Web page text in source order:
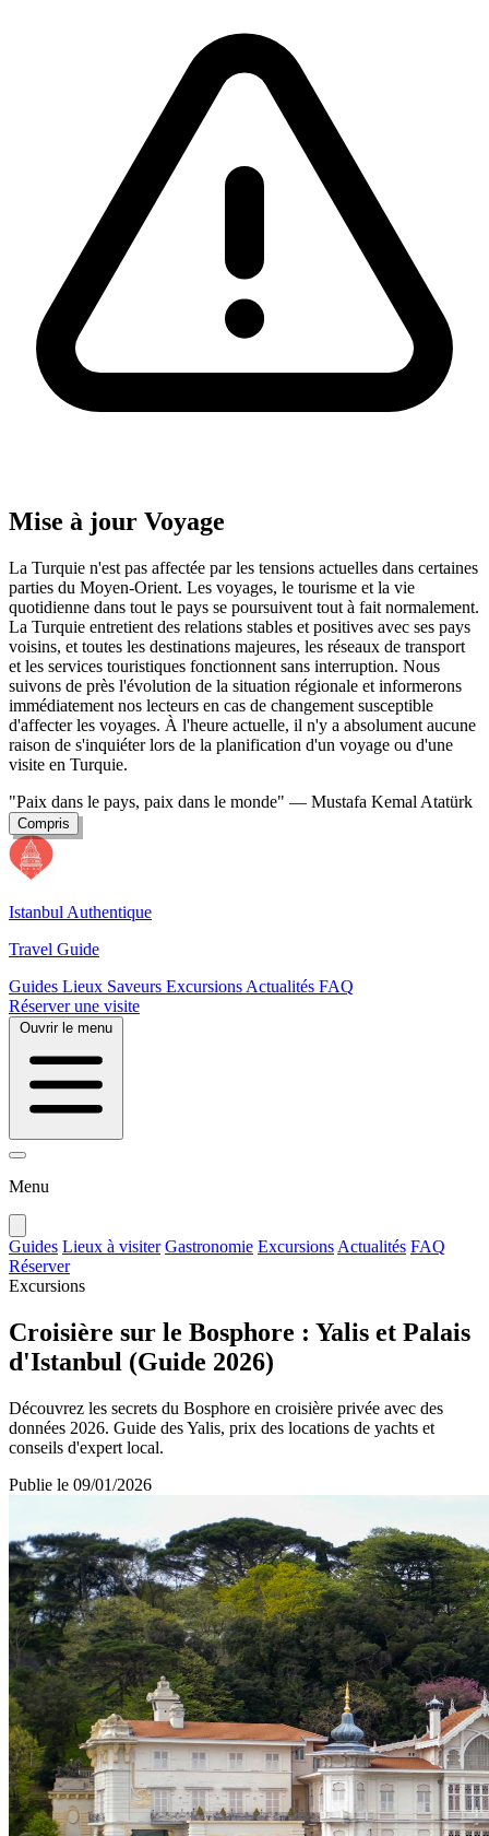
Mise à jour Voyage
La Turquie n'est pas affectée par les tensions actuelles dans certaines
parties du Moyen-Orient. Les voyages, le tourisme et la vie
quotidienne dans tout le pays se poursuivent tout à fait normalement.
La Turquie entretient des relations stables et positives avec ses pays
voisins, et toutes les destinations majeures, les réseaux de transport
et les services touristiques fonctionnent sans interruption. Nous
suivons de près l'évolution de la situation régionale et informerons
immédiatement nos lecteurs en cas de changement susceptible
d'affecter les voyages. À l'heure actuelle, il n'y a absolument aucune
raison de s'inquiéter lors de la planification d'un voyage ou d'une
visite en Turquie.
"Paix dans le pays, paix dans le monde" — Mustafa Kemal Atatürk
Compris
Istanbul Authentique
Travel Guide
Guides Lieux Saveurs Excursions Actualités FAQ
Réserver une visite
Ouvrir le menu
Menu
Guides Lieux à visiter Gastronomie Excursions Actualités FAQ
Réserver
Excursions
Croisière sur le Bosphore : Yalis et Palais
d'Istanbul (Guide 2026)
Découvrez les secrets du Bosphore en croisière privée avec des
données 2026. Guide des Yalis, prix des locations de yachts et
conseils d'expert local.
Publie le 09/01/2026